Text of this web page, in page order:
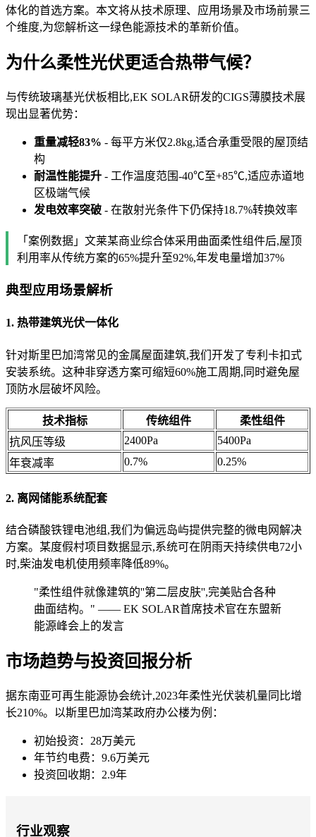
体化的首选方案。本文将从技术原理、应用场景及市场前景三
个维度,为您解析这一绿色能源技术的革新价值。
为什么柔性光伏更适合热带气候？
与传统玻璃基光伏板相比,EK SOLAR研发的CIGS薄膜技术展
现出显著优势：
重量减轻83% - 每平方米仅2.8kg,适合承重受限的屋顶结
构
耐温性能提升 - 工作温度范围-40℃至+85℃,适应赤道地
区极端气候
发电效率突破 - 在散射光条件下仍保持18.7%转换效率
「案例数据」文莱某商业综合体采用曲面柔性组件后,屋顶
利用率从传统方案的65%提升至92%,年发电量增加37%
典型应用场景解析
1. 热带建筑光伏一体化
针对斯里巴加湾常见的金属屋面建筑,我们开发了专利卡扣式
安装系统。这种非穿透方案可缩短60%施工周期,同时避免屋
顶防水层破坏风险。
技术指标 传统组件
柔性组件
抗风压等级
2400Pa
5400Pa
年衰减率
0.7% 0.25%
2. 离网储能系统配套
结合磷酸铁锂电池组,我们为偏远岛屿提供完整的微电网解决
方案。某度假村项目数据显示,系统可在阴雨天持续供电72小
时,柴油发电机使用频率降低89%。
"柔性组件就像建筑的''第二层皮肤'',完美贴合各种
曲面结构。" —— EK SOLAR首席技术官在东盟新
能源峰会上的发言
市场趋势与投资回报分析
据东南亚可再生能源协会统计,2023年柔性光伏装机量同比增
长210%。以斯里巴加湾某政府办公楼为例：
初始投资：28万美元
年节约电费：9.6万美元
投资回收期：2.9年
行业观察